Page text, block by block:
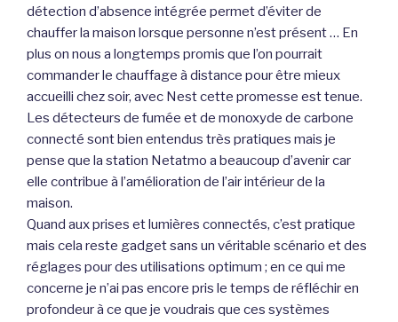
détection d’absence intégrée permet d’éviter de
chauffer la maison lorsque personne n’est présent … En
plus on nous a longtemps promis que l’on pourrait
commander le chauffage à distance pour être mieux
accueilli chez soir, avec Nest cette promesse est tenue.
Les détecteurs de fumée et de monoxyde de carbone
connecté sont bien entendus très pratiques mais je
pense que la station Netatmo a beaucoup d’avenir car
elle contribue à l’amélioration de l’air intérieur de la
maison.
Quand aux prises et lumières connectés, c’est pratique
mais cela reste gadget sans un véritable scénario et des
réglages pour des utilisations optimum ; en ce qui me
concerne je n’ai pas encore pris le temps de réfléchir en
profondeur à ce que je voudrais que ces systèmes